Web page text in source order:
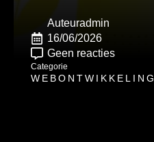
Auteuradmin
16/06/2026
Geen reacties
Categorie
WEBONTWIKKELING